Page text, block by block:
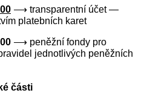
⟶ transparentní účet —
platebních karet
⟶ peněžní fondy pro
jednotlivých peněžních
části